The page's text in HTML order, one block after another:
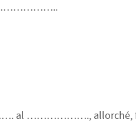
al ………………., allorché,